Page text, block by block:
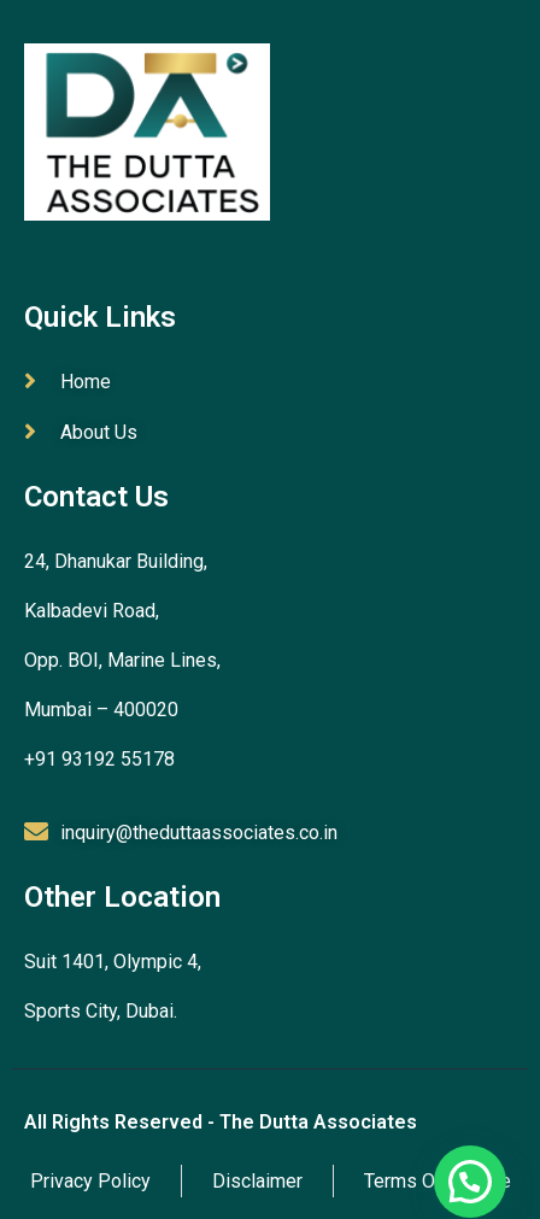
Quick Links
Home
About Us
Contact Us
24, Dhanukar Building,
Kalbadevi Road,
Opp. BOI, Marine Lines,
Mumbai – 400020
+91 93192 55178
inquiry@theduttaassociates.co.in
Other Location
Suit 1401, Olympic 4,
Sports City, Dubai.
All Rights Reserved - The Dutta Associates
Privacy Policy Disclaimer Terms Of Service